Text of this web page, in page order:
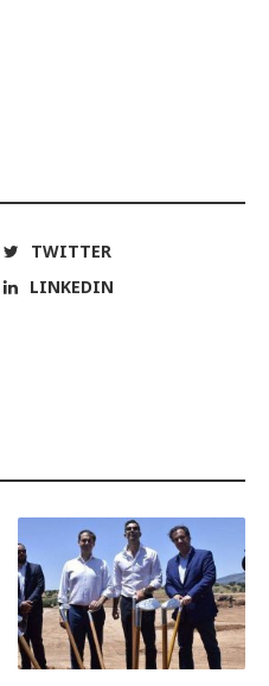
TWITTER
LINKEDIN